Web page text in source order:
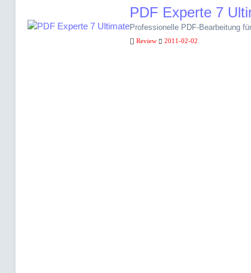
PDF Experte 7
Professionelle PDF-Bearbeitung
Review 2011-02-02